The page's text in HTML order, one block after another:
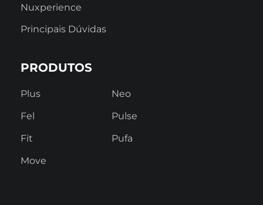
Nuxperience
Principais Dúvidas
PRODUTOS
Plus
Fel
Fit
Move
Neo
Pulse
Pufa